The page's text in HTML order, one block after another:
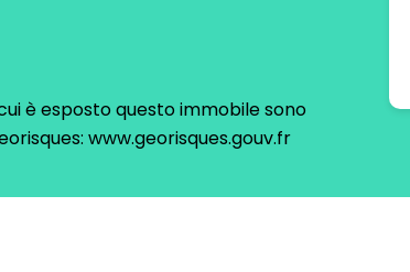
è esposto questo immobile sono
www.georisques.gouv.fr